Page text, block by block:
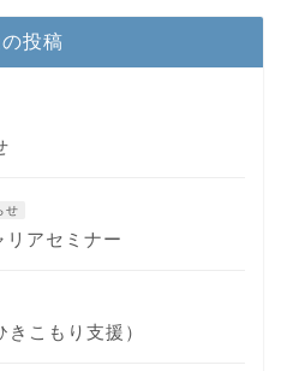
投稿
せ
アセミナー
こもり支援）